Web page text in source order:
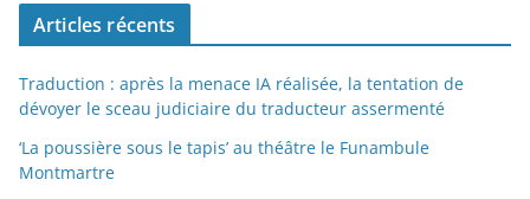
Articles récents
Traduction : après la menace IA réalisée, la tentation de
dévoyer le sceau judiciaire du traducteur assermenté
‘La poussière sous le tapis’ au théâtre le Funambule
Montmartre